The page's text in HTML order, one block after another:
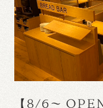
【8/6～